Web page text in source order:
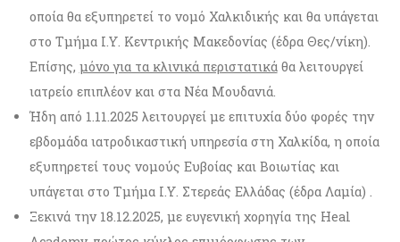
οποία θα εξυπηρετεί το νομό Χαλκιδικής και θα υπάγεται
στο Τμήμα Ι.Υ. Κεντρικής Μακεδονίας (έδρα Θες/νίκη).
Επίσης, μόνο για τα κλινικά περιστατικάθα λειτουργεί
ιατρείο επιπλέον και στα Νέα Μουδανιά.
Ήδη από 1.11.2025 λειτουργεί με επιτυχία δύο φορές την
εβδομάδα ιατροδικαστική υπηρεσία στη Χαλκίδα, η οποία
εξυπηρετεί τους νομούς Ευβοίας και Βοιωτίας και
υπάγεται στο Τμήμα Ι.Υ. Στερεάς Ελλάδας (έδρα Λαμία) .
Ξεκινά την 18.12.2025, με ευγενική χορηγία της Heal